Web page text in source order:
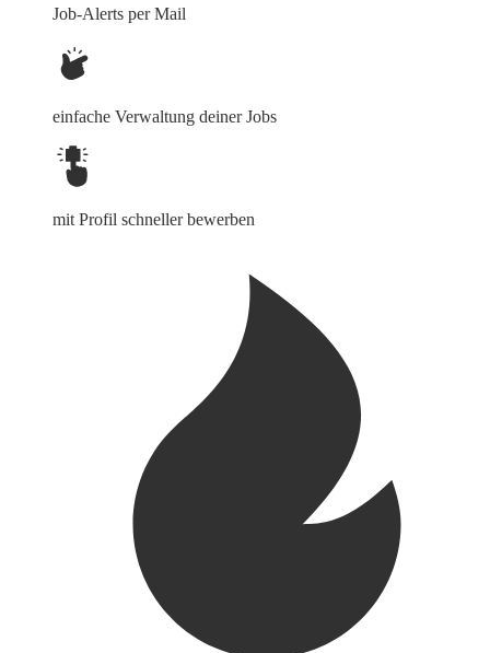
Job-Alerts per Mail
einfache Verwaltung deiner Jobs
mit Profil schneller bewerben